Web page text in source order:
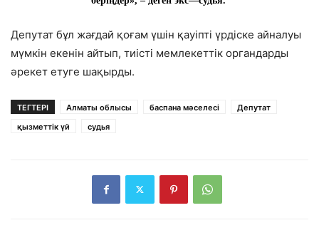
Депутат бұл жағдай қоғам үшін қауіпті үрдіске айналуы
мүмкін екенін айтып, тиісті мемлекеттік органдарды
әрекет етуге шақырды.
ТЕГТЕРІ Алматы облысы баспана мәселесі
Депутат
қызметтік үй
судья